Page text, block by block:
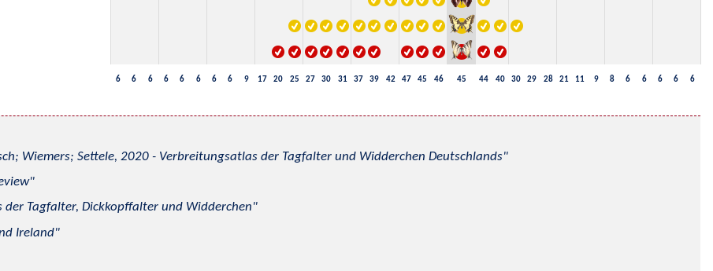
6 6 6 6 6 6 6 6 9 17 20 25 27 30 31 37 39 42 47 45 46 45 44 40 30 29 28 21 11 9 8 6 6 6 6 6
Wiemers; Settele, 2020 - Verbreitungsatlas der Tagfalter und Widderchen Deutschlands
Tagfalter, Dickkopffalter und Widderchen
Ireland